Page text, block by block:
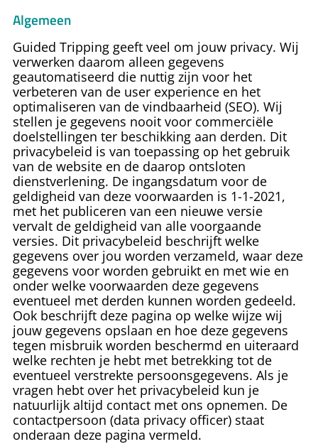
Algemeen
Guided Trippinggeeft veel om jouw privacy. Wij
verwerken daarom alleen gegevens
geautomatiseerd die nuttig zijn voor het
verbeteren van de user experience en het
optimaliseren van de vindbaarheid (SEO). Wij
stellen je gegevens nooit voor commerciële
doelstellingen ter beschikking aan derden. Dit
privacybeleid is van toepassing op het gebruik
van de website en de daarop ontsloten
dienstverlening. De ingangsdatum voor de
geldigheid van deze voorwaarden is 1-1-2021,
met het publiceren van een nieuwe versie
vervalt de geldigheid van alle voorgaande
versies. Dit privacybeleid beschrijft welke
gegevens over jou worden verzameld, waar deze
gegevens voor worden gebruikt en met wie en
onder welke voorwaarden deze gegevens
eventueel met derden kunnen worden gedeeld.
Ook beschrijft deze pagina op welke wijze wij
jouw gegevens opslaan en hoe deze gegevens
tegen misbruik worden beschermd en uiteraard
welke rechten je hebt met betrekking tot de
eventueel verstrekte persoonsgegevens. Als je
vragen hebt over het privacybeleid kun je
natuurlijk altijd contact met ons opnemen. De
contactpersoon (data privacy officer) staat
onderaan deze pagina vermeld.